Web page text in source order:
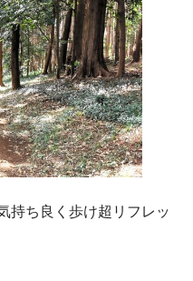
持ち良く歩け超リフレッ